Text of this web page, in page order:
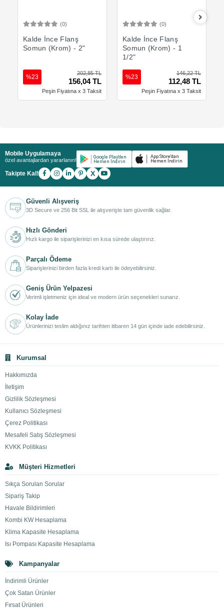
(0)
Kalde İnce Flanş
Somun (Krom) - 2"
202,85 TL
156,04 TL
%23
Peşin Fiyatına x 3 Taksit
(0)
Kalde İnce Flanş
Somun (Krom) - 1
1/2"
146,22 TL
112,48 TL
%23
Peşin Fiyatına x 3 Taksit
Mobile Uygulamaya
özel avantajlardan yararlanın!
Takipte Kal! X
Güvenli Alışveriş
3D Secure ve 256 Bit SSL ile alışverişte tam güvenlik sağlar.
Hızlı Gönderi
Hızlı kargo ile siparişlerinizi en kısa sürede ulaştırırız.
Parçalı Ödeme
Siparişlerinizi birden fazla kredi kartı ile ödeyebilirsiniz.
Geniş Ürün Yelpazesi
Verimli işletmeniz için ideal ve modern ürün seçenekleri sunarız.
Kolay İade
Ürünlerinizi teslim aldığınız tarihten itibaren 14 gün içinde iade edebilirsiniz.
Kurumsal
Hakkımızda
İletişim
Gizlilik Sözleşmesi
Kullanıcı Sözleşmesi
Çerez Politikası
Mesafeli Satış Sözleşmesi
KVKK Politikası
Müşteri Hizmetleri
Sıkça Sorulan Sorular
Sipariş Takip
Havale Bildirimleri
Kombi KW Hesaplama
Klima Kapasite Hesaplama
Isı Pompası Kapasite Hesaplama
Kampanyalar
İndirimli Ürünler
Çok Satan Ürünler
Fırsat Ürünleri